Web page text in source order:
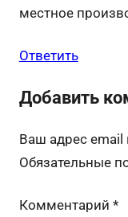
местное
Ответить
Добавить
Ваш адрес email
Обязательные
Комментарий *